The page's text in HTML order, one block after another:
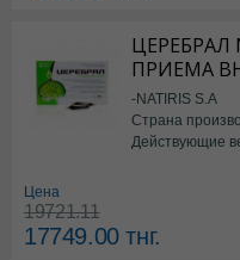
ЦЕРЕБРАЛ
ПРИЕМА
-NATIRIS S.A
Страна
Действующие
Цена
19721.11
17749.00тнг.